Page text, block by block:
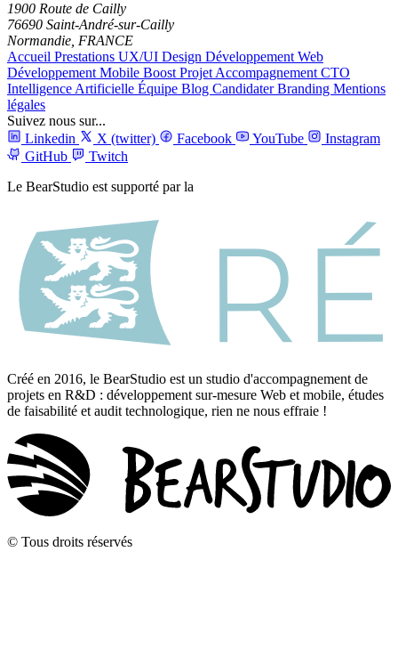
1900 Route de Cailly
76690 Saint-André-sur-Cailly
Normandie, FRANCE
Accueil Prestations UX/UI Design Développement Web
Développement Mobile Boost Projet Accompagnement CTO
Intelligence Artificielle Équipe Blog CandidaterBranding Mentions
légales
Suivez nous sur...
Linkedin
X (twitter) Facebook YouTube
Instagram
GitHub
Twitch
Le BearStudio est supporté par la
Créé en 2016, le BearStudio est un studio d'accompagnement de
projets en R&D : développement sur-mesure Web et mobile, études
de faisabilité et audit technologique, rien ne nous effraie !
© Tous droits réservés